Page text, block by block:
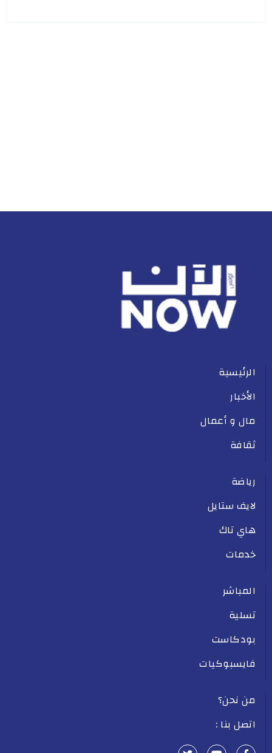
الرئيسية
الأخبار
مال و أعمال
ثقافة
رياضة
لايف ستايل
هاي تاك
خدمات
المباشر
تسلية
بودكاست
فايسبوكيات
من نحن؟
اتصل بنا :